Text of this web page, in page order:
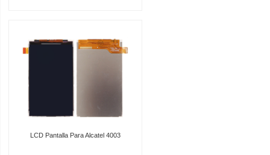
LCD Pantalla Para Alcatel 4003